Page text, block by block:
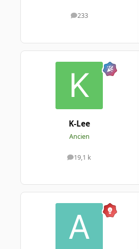
233
messages
K-Lee
Ancien
19,1 k
messages